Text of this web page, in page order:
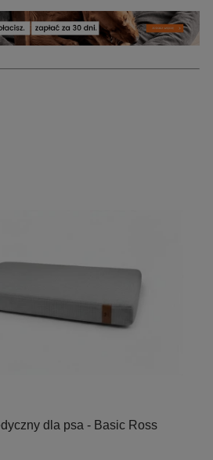
dla psa - Basic Ross